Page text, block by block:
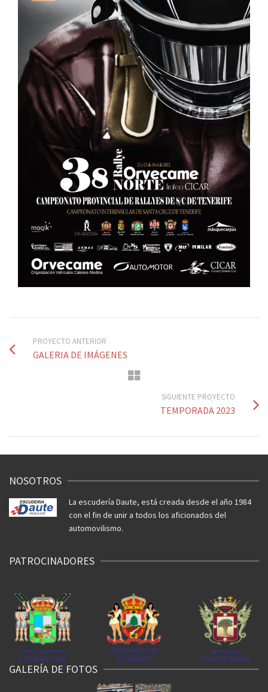
PROYECTO ANTERIOR
GALERIA DE IMÁGENES
SIGUIENTE PROYECTO
TEMPORADA 2023
NOSOTROS
La escudería Daute, está creada desde el año 1984
con el fin de unir a todos los aficionados del
automovilismo.
PATROCINADORES
GALERÍA DE FOTOS